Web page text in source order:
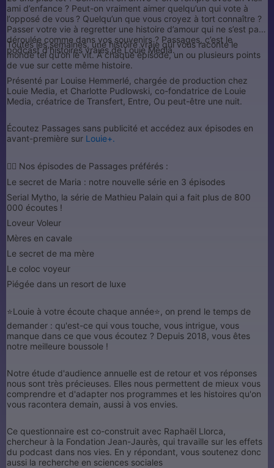
ami d’enfance ? Peut-on vraiment aimer quelqu’un qui vote à
l’opposé de vous ? Quelqu’un que vous croyez à tort connaître ?
Passer votre vie à regretter une histoire d’amour qui ne s’est pas
déroulée comme dans vos souvenirs ? Passages, c’est le
podcast d’histoires vraies de Louie Media.
Toutes les semaines, une histoire vraie qui vous raconte le
monde tel qu’on le vit. À chaque épisode, un ou plusieurs points
de vue sur cette même histoire.
Présenté par Louise Hemmerlé, chargée de production chez
Louie Media, et Charlotte Pudlowski, co-fondatrice de Louie
Media, créatrice de Transfert, Entre, Ou peut-être une nuit.
Écoutez Passages sans publicité et accédez aux épisodes en
avant-première sur Louie+.
❤️‍🔥 Nos épisodes de Passages préférés :
Le secret de Maria : notre nouvelle série en 3 épisodes
Serial Mytho, la série de Mathieu Palain qui a fait plus de 800
000 écoutes !
Loveur Voleur
Mères en cavale
Le secret de ma mère
Le coloc voyeur
Piégée dans un resort de luxe
⭐️Louie à votre écoute chaque année⭐️, on prend le temps de
demander : qu'est-ce qui vous touche, vous intrigue, vous
manque dans ce que vous écoutez ? Depuis 2018, vous êtes
notre meilleure boussole !
Notre étude d'audience annuelle est de retour et vos réponses
nous sont très précieuses. Elles nous permettent de mieux vous
comprendre et d'adapter nos programmes et les histoires qu'on
vous racontera demain, aussi à vos envies.
Ce questionnaire est co-construit avec Raphaël Llorca,
chercheur à la Fondation Jean-Jaurès, qui travaille sur les effets
du podcast dans nos vies. En y répondant, vous soutenez donc
aussi la recherche en sciences sociales